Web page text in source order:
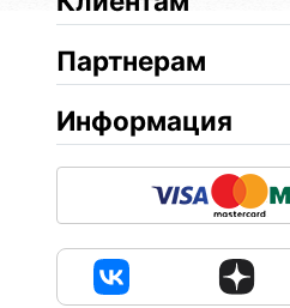
Партнерам
Информация